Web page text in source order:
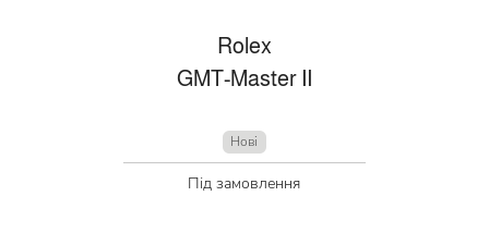
Rolex
GMT-Master II
Нові
Під замовлення